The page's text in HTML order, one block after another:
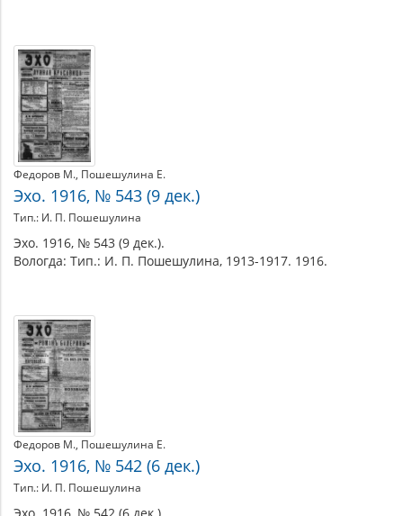
Федоров М. Пошешулина Е.
Эхо. 1916, № 543 (9 дек.)
Тип.: И. П. Пошешулина
Эхо. 1916, № 543 (9 дек.).
Вологда: Тип.: И. П. Пошешулина, 1913-1917. 1916.
Федоров М. Пошешулина Е.
Эхо. 1916, № 542 (6 дек.)
Тип.: И. П. Пошешулина
Эхо. 1916, № 542 (6 дек.).